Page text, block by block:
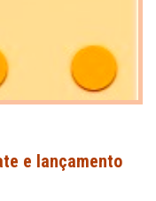
e lançamento